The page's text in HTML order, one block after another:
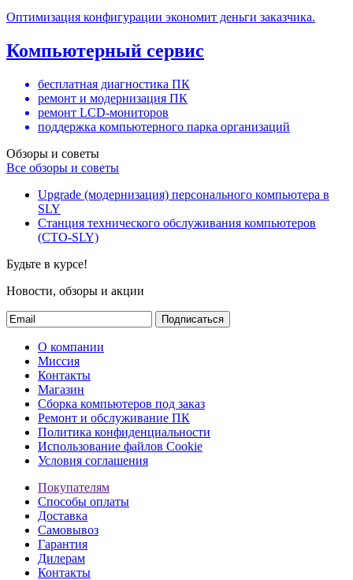
Оптимизация конфигурации экономит деньги заказчика.
Компьютерный сервис
бесплатная диагностика ПК
ремонт и модернизация ПК
ремонт LCD-мониторов
поддержка компьютерного парка организаций
Обзоры и советы
Все обзоры и советы
Upgrade (модернизация) персонального компьютера в
SLY
Станция технического обслуживания компьютеров
(СТО-SLY)
Будьте в курсе!
Новости, обзоры и акции
Подписаться
О компании
Миссия
Контакты
Магазин
Сборка компьютеров под заказ
Ремонт и обслуживание ПК
Политика конфиденциальности
Использование файлов Cookie
Условия соглашения
Покупателям
Способы оплаты
Доставка
Самовывоз
Гарантия
Дилерам
Контакты